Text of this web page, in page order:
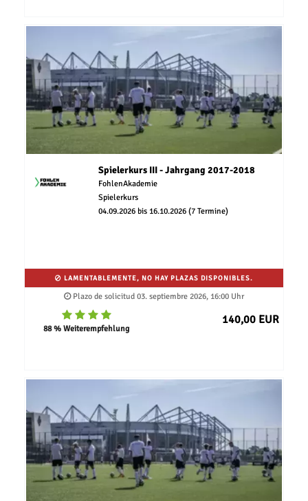
Spielerkurs III - Jahrgang 2017-2018
FohlenAkademie
Spielerkurs
04.09.2026 bis 16.10.2026 (7 Termine)
LAMENTABLEMENTE, NO HAY PLAZAS DISPONIBLES.
Plazo de solicitud 03. septiembre 2026, 16:00 Uhr
88 % Weiterempfehlung
140,00 EUR